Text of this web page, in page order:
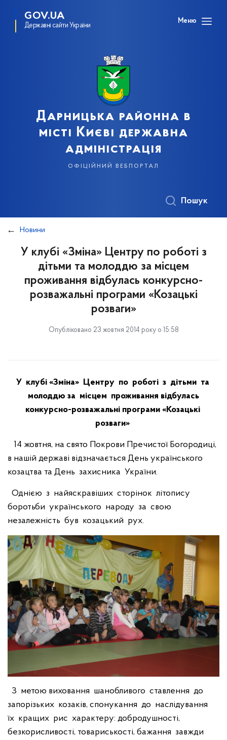
GOV.UA
Державні сайти України
Меню
Дарницька районна в
місті Києві державна
адміністрація
офіційний вебпортал
Пошук
Новини
У клубі «Зміна» Центру по роботі з
дітьми та молоддю за місцем
проживання відбулась конкурсно-
розважальні програми «Козацькі
розваги»
Опубліковано 23 жовтня 2014 року о 15:58
У клубі «Зміна» Центру по роботі з дітьми та
молоддю за місцем проживання відбулась
конкурсно-розважальні програми «Козацькі
розваги»
14 жовтня, на свято Покрови Пречистої Богородиці,
в нашій державі відзначається День українського
козацтва та День захисника України.
Однією з найяскравіших сторінок літопису
боротьби українського народу за свою
незалежність був козацький рух.
З метою виховання шанобливого ставлення до
запорізьких козаків, спонукання до наслідування
їх кращих рис характеру: добродушності,
безкорисливості, товариськості, бажання завжди